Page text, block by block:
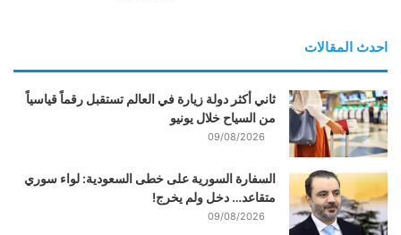
احدث المقالات
ثاني أكثر دولة زيارة في العالم تستقبل رقماً قياسياً
من السياح خلال يونيو
09/08/2026
السفارة السورية على خطى السعودية: لواء سوري
متقاعد… دخل ولم يخرج!
09/08/2026